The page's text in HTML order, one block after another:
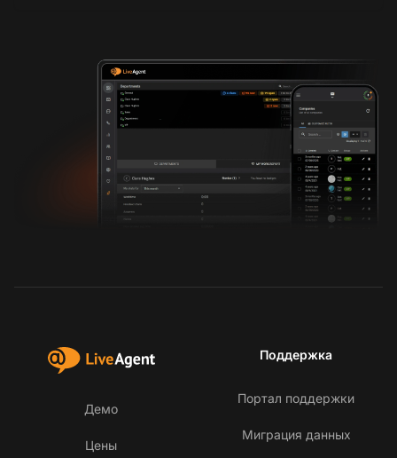
Демо
Цены
Поддержка
Портал поддержки
Миграция данных